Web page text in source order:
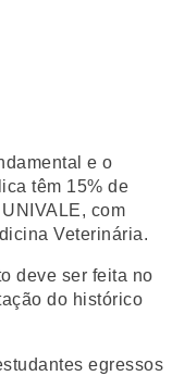
e o
têm 15% de
, com
Veterinária.
deve ser feita no
do histórico
egressos